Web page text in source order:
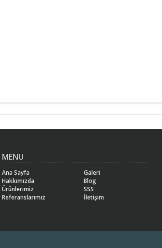
MENU
Ana Sayfa
Hakkımızda
Ürünlerimiz
Referanslarımız
Galeri
Blog
SSS
İletişim